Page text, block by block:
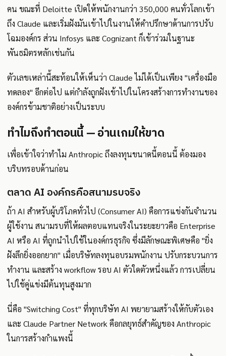
คน ขณะที่ Deloitte เปิดให้พนักงานกว่า 350,000 คนทั่วโลกเข้า
ถึง Claude และเริ่มฝังมันเข้าไปในงานให้คำปรึกษาด้านการปรับ
โฉมองค์กร ส่วน Infosys และ Cognizant ก็เข้าร่วมในฐานะ
พันธมิตรหลักเช่นกัน
ตัวเลขเหล่านี้สะท้อนให้เห็นว่า Claude ไม่ได้เป็นเพียง "เครื่องมือ
ทดลอง" อีกต่อไป แต่กำลังถูกฝังเข้าไปในโครงสร้างการทำงานของ
องค์กรข้ามชาติอย่างเป็นระบบ
ทำไมถึงทำตอนนี้ — อ่านเกมให้ขาด
เพื่อเข้าใจว่าทำไม Anthropic ถึงลงทุนขนาดนี้ตอนนี้ ต้องมอง
บริบทรอบด้านก่อน
ตลาด AI องค์กรคือสนามรบจริง
ถ้า AI สำหรับผู้บริโภคทั่วไป (Consumer AI) คือการแข่งกันจำนวน
ผู้ใช้งาน สนามรบที่ให้ผลตอบแทนจริงในระยะยาวคือ Enterprise
AI หรือ AI ที่ถูกนำไปใช้ในองค์กรธุรกิจ ซึ่งมีลักษณะพิเศษคือ "ยิ่ง
ฝังลึกยิ่งออกยาก" เมื่อบริษัทลงทุนอบรมพนักงาน ปรับกระบวนการ
ทำงาน และสร้าง workflow รอบ AI ตัวใดตัวหนึ่งแล้ว การเปลี่ยน
ไปใช้คู่แข่งมีต้นทุนสูงมาก
นี่คือ "Switching Cost" ที่ทุกบริษัท AI พยายามสร้างให้กับตัวเอง
และ Claude Partner Network คือกลยุทธ์สำคัญของ Anthropic
ในการสร้างกำแพงนี้